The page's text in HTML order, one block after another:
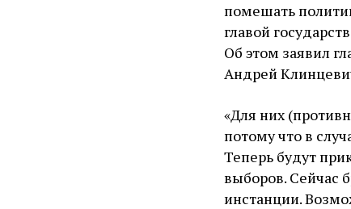
помешать
главой
Об этом заявил
Андрей
«Для них
потому что в
Теперь будут
выборов. Сейчас
инстанции.